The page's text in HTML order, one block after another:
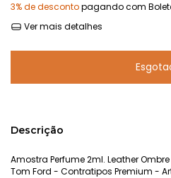
3% de descontopagando com
Ver mais detalhes
Descrição
Amostra Perfume 2ml. Leather
Tom Ford - Contratipos Premium -